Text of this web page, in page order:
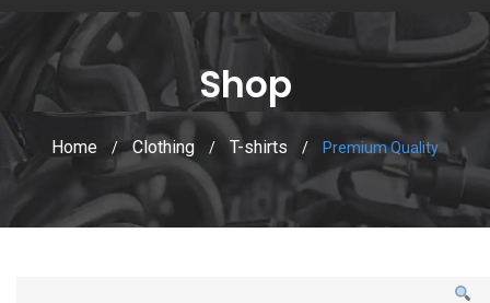
Shop
Home / Clothing / T-shirts / Premium Quality